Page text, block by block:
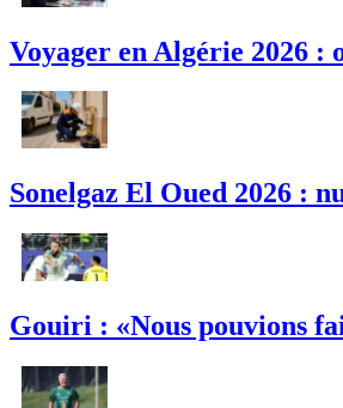
Voyager en Algérie 2026 :
Sonelgaz El Oued 2026 :
Gouiri : «Nous pouvions